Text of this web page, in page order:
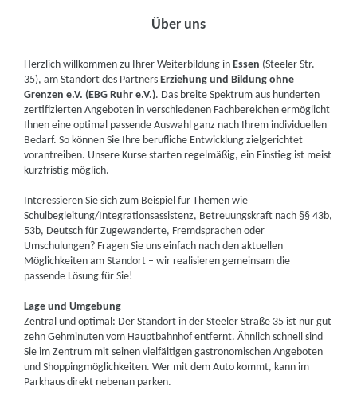
Über uns
Herzlich willkommen zu Ihrer Weiterbildung inEssen (Steeler Str.
35), am Standort des PartnersErziehung und Bildung ohne
Grenzen e.V. (EBG Ruhr e.V.). Das breite Spektrum aus hunderten
zertifizierten Angeboten in verschiedenen Fachbereichen ermöglicht
Ihnen eine optimal passende Auswahl ganz nach Ihrem individuellen
Bedarf. So können Sie Ihre berufliche Entwicklung zielgerichtet
vorantreiben. Unsere Kurse starten regelmäßig, ein Einstieg ist meist
kurzfristig möglich.
Interessieren Sie sich zum Beispiel für Themen wie
Schulbegleitung/Integrationsassistenz, Betreuungskraft nach §§ 43b,
53b, Deutsch für Zugewanderte, Fremdsprachen oder
Umschulungen? Fragen Sie uns einfach nach den aktuellen
Möglichkeiten am Standort – wir realisieren gemeinsam die
passende Lösung für Sie!
Lage und Umgebung
Zentral und optimal: Der Standort in der Steeler Straße 35 ist nur gut
zehn Gehminuten vom Hauptbahnhof entfernt. Ähnlich schnell sind
Sie im Zentrum mit seinen vielfältigen gastronomischen Angeboten
und Shoppingmöglichkeiten. Wer mit dem Auto kommt, kann im
Parkhaus direkt nebenan parken.